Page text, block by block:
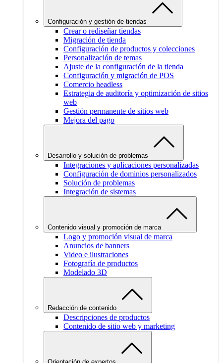
Configuración y gestión de tiendas
Crear o rediseñar tiendas
Migración de tienda
Configuración de productos y colecciones
Personalización de temas
Ajuste de la configuración de la tienda
Configuración y migración de POS
Comercio headless
Estrategia de auditoría y optimización de sitios
web
Gestión permanente de sitios web
Mejora del pago
Desarrollo y solución de problemas
Integraciones y aplicaciones personalizadas
Configuración de dominios personalizados
Solución de problemas
Integración de sistemas
Contenido visual y promoción de marca
Logo y promoción visual de marca
Anuncios de banners
Video e ilustraciones
Fotografía de productos
Modelado 3D
Redacción de contenido
Descripciones de productos
Contenido de sitio web y marketing